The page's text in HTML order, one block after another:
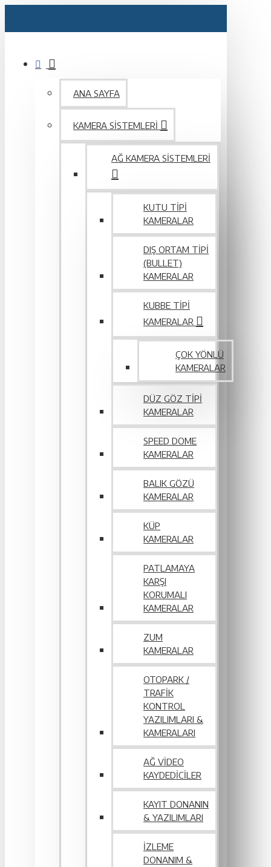
ANA SAYFA
KAMERA SISTEMLERI
AĞ KAMERA SISTEMLERI
KUTU TIPI
KAMERALAR
DIŞ ORTAM TIPI
(BULLET)
KAMERALAR
KUBBE TIPI
KAMERALAR
ÇOK YÖNLÜ
KAMERALAR
DÜZ GÖZ TIPI
KAMERALAR
SPEED DOME
KAMERALAR
BALIK GÖZÜ
KAMERALAR
KÜP
KAMERALAR
PATLAMAYA
KARŞI
KORUMALI
KAMERALAR
ZUM
KAMERALAR
OTOPARK /
TRAFIK
KONTROL
YAZILIMLARI &
KAMERALARI
AĞ VIDEO
KAYDEDICILER
KAYIT DONANIN
& YAZILIMLARI
İZLEME
DONANIM &